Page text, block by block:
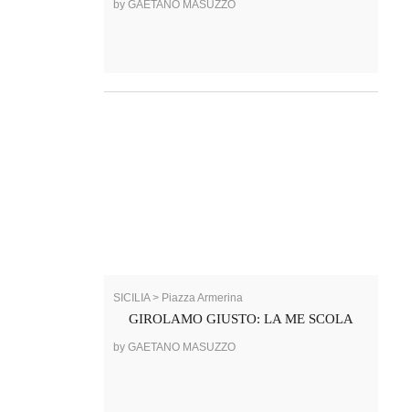
by GAETANO MASUZZO
SICILIA > Piazza Armerina
GIROLAMO GIUSTO: LA ME SCOLA
by GAETANO MASUZZO